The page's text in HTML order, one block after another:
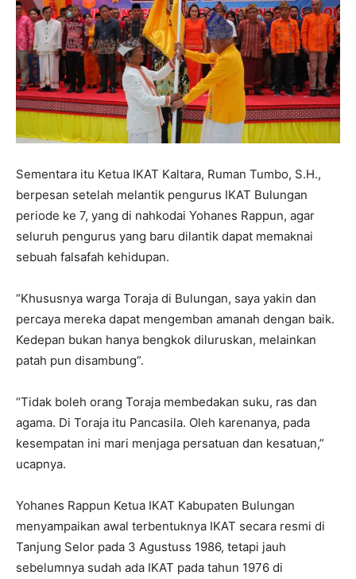
Sementara itu Ketua IKAT Kaltara, Ruman Tumbo, S.H.,
berpesan setelah melantik pengurus IKAT Bulungan
periode ke 7, yang di nahkodai Yohanes Rappun, agar
seluruh pengurus yang baru dilantik dapat memaknai
sebuah falsafah kehidupan.
“Khususnya warga Toraja di Bulungan, saya yakin dan
percaya mereka dapat mengemban amanah dengan baik.
Kedepan bukan hanya bengkok diluruskan, melainkan
patah pun disambung”.
“Tidak boleh orang Toraja membedakan suku, ras dan
agama. Di Toraja itu Pancasila. Oleh karenanya, pada
kesempatan ini mari menjaga persatuan dan kesatuan,”
ucapnya.
Yohanes Rappun Ketua IKAT Kabupaten Bulungan
menyampaikan awal terbentuknya IKAT secara resmi di
Tanjung Selor pada 3 Agustuss 1986, tetapi jauh
sebelumnya sudah ada IKAT pada tahun 1976 di